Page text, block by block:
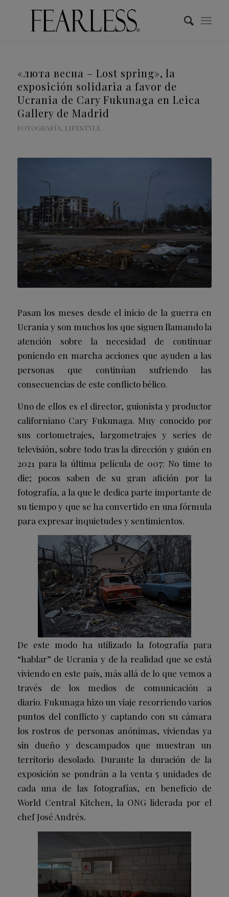
«люта весна – Lost spring», la
exposición solidaria a favor de
Ucrania de Cary Fukunaga en Leica
Gallery de Madrid
FOTOGRAFÍA, LIFESTYLE
Pasan los meses desde el inicio de la guerra en
Ucrania y son muchos los que siguen llamando la
atención sobre la necesidad de continuar
poniendo en marcha acciones que ayuden a las
personas que continúan sufriendo las
consecuencias de este conflicto bélico.
Uno de ellos es el director, guionista y productor
californiano Cary Fukunaga. Muy conocido por
sus cortometrajes, largometrajes y series de
televisión, sobre todo tras la dirección y guión en
2021 para la última película de 007: No time to
die; pocos saben de su gran afición por la
fotografía, a la que le dedica parte importante de
su tiempo y que se ha convertido en una fórmula
para expresar inquietudes y sentimientos.
De este modo ha utilizado la fotografía para
“hablar” de Ucrania y de la realidad que se está
viviendo en este país, más allá de lo que vemos a
través de los medios de comunicación a
diario. Fukunaga hizo un viaje recorriendo varios
puntos del conflicto y captando con su cámara
los rostros de personas anónimas, viviendas ya
sin dueño y descampados que muestran un
territorio desolado. Durante la duración de la
exposición se pondrán a la venta 5 unidades de
cada una de las fotografías, en beneficio de
World Central Kitchen, la ONG liderada por el
chef José Andrés.